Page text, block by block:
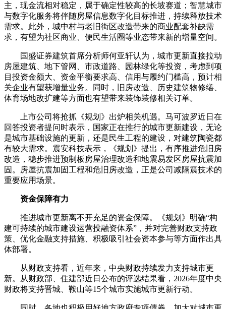
主，现金流相对稳定，属于确定性较高的长坡赛道；智慧城市
与数字化服务将伴随房屋信息数字化目标推进，持续释放技术
需求。此外，城中村与老旧街区改造带来的商业配套补缺需
求，有望为社区商业、便民生活圈等业态带来新的增量空间。
国盛证券建筑首席分析师何亚轩认为，城市更新直接拉动
房屋建筑、地下管网、市政道路、园林绿化等投资，考虑到项
目投资金额大、资金平衡要求高、信用与履约门槛高，预计相
关企业有望获增量业务。同时，旧房改造、历史建筑物修缮、
体育场地改扩建等方面也有望带来装饰装修相关订单。
上市公司将抢抓《规划》出炉相关机遇。马可波罗近日在
回答投资者提问时表示，国家正在推行的城市更新建设，无论
是城市基础设施的更新，还是民生工程的建设，对建筑陶瓷都
有较大需求。震安科技表示，《规划》提出，有序推进危旧房
改造，稳步推进预制板房屋治理改造和地震易发区房屋抗震加
固。房屋抗震加固工程和危旧房改造，正是公司减隔震技术的
重要应用场景。
资金保障有力
推进城市更新离不开充足的资金保障。《规划》明确“构
建可持续的城市建设运营投融资体系”，并对完善财政支持政
策、优化金融支持措施、积极吸引社会资本参与等方面作出具
体部署。
从财政支持看，近年来，中央财政持续发力支持城市更
新。从财政部、住建部近日公布的评选结果看，2026年度中央
财政将支持晋城、鞍山等15个城市实施城市更新行动。